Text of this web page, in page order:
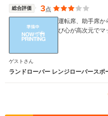
総合評価 3点
運転席、助手席か
び心が高次元でマ
ゲストさん
ランドローバー レンジローバースポ